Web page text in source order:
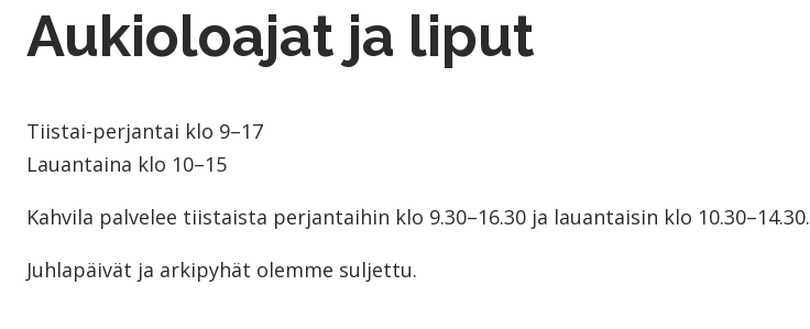
Aukioloajat ja liput
Tiistai-perjantai klo 9–17
Lauantaina klo 10–15
Kahvila palvelee tiistaista perjantaihin klo 9.30–16.30 ja lauantaisin klo 10.30–14.30.
Juhlapäivät ja arkipyhät olemme suljettu.